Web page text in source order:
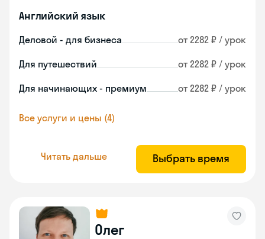
Английский язык
Деловой - для бизнеса от 2282 ₽ / урок
Для путешествий от 2282 ₽ / урок
Для начинающих - премиум от 2282 ₽ / урок
Все услуги и цены (4)
Читать дальше Выбрать время
Олег